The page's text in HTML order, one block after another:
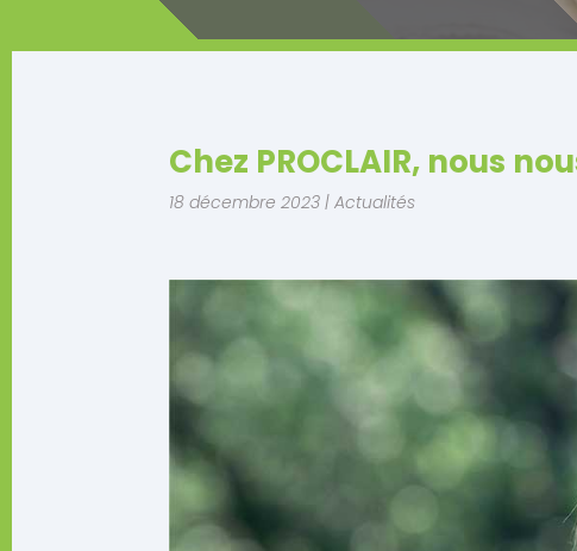
Chez PROCLAIR, nous
18 décembre 2023 |Actualités